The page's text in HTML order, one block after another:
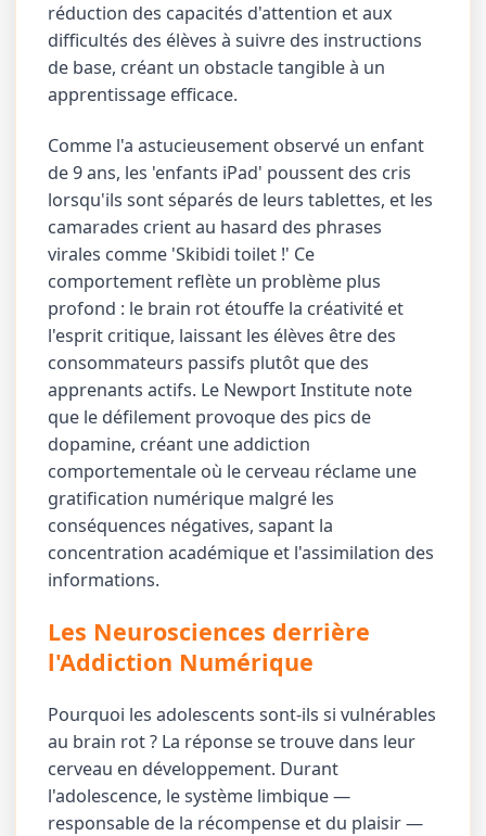
réduction des capacités d'attention et aux
difficultés des élèves à suivre des instructions
de base, créant un obstacle tangible à un
apprentissage efficace.
Comme l'a astucieusement observé un enfant
de 9 ans, les 'enfants iPad' poussent des cris
lorsqu'ils sont séparés de leurs tablettes, et les
camarades crient au hasard des phrases
virales comme 'Skibidi toilet !' Ce
comportement reflète un problème plus
profond : le brain rot étouffe la créativité et
l'esprit critique, laissant les élèves être des
consommateurs passifs plutôt que des
apprenants actifs. Le Newport Institute note
que le défilement provoque des pics de
dopamine, créant une addiction
comportementale où le cerveau réclame une
gratification numérique malgré les
conséquences négatives, sapant la
concentration académique et l'assimilation des
informations.
Les Neurosciences derrière
l'Addiction Numérique
Pourquoi les adolescents sont-ils si vulnérables
au brain rot ? La réponse se trouve dans leur
cerveau en développement. Durant
l'adolescence, le système limbique —
responsable de la récompense et du plaisir —